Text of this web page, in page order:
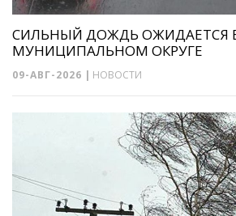
СИЛЬНЫЙ ДОЖДЬ ОЖИДАЕТСЯ
МУНИЦИПАЛЬНОМ ОКРУГЕ
09-АВГ-2026 | НОВОСТИ